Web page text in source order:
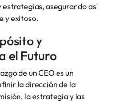
estrategias, asegurando así
y exitoso.
y
el Futuro
de un CEO es un
la dirección de la
la estrategia y las